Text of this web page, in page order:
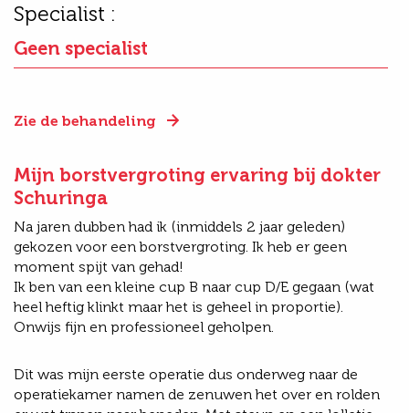
Zie de behandeling
Specialist :
Geen specialist
Mijn borstvergroting ervaring bij dokter
Schuringa
Na jaren dubben had ik (inmiddels 2 jaar geleden)
gekozen voor een borstvergroting. Ik heb er geen
moment spijt van gehad!
Ik ben van een kleine cup B naar cup D/E gegaan (wat
heel heftig klinkt maar het is geheel in proportie).
Onwijs fijn en professioneel geholpen.
Dit was mijn eerste operatie dus onderweg naar de
operatiekamer namen de zenuwen het over en rolden